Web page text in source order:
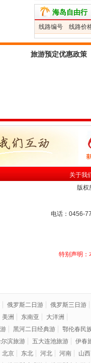
海岛自由行
线路编号 线路价
旅游预定优惠政策
关于我
版权
电话：0456-
特别声明：
俄罗斯二日游 俄罗斯三日游
美洲 东南亚
大洋洲
黑河二日经典游 鄂伦春民
滨旅游 五大连池旅游
伊春
北京 东北 河北 河南 山西